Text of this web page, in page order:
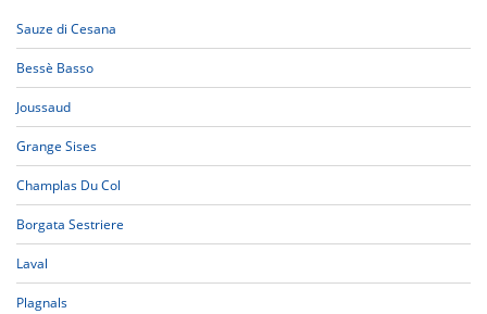
Sauze di Cesana
Bessè Basso
Joussaud
Grange Sises
Champlas Du Col
Borgata Sestriere
Laval
Plagnals